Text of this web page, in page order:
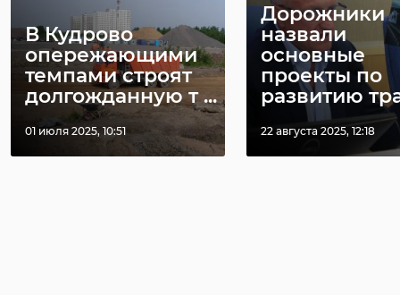
В Кудрово
опережающими
темпами строят
долгожданную т ...
01 июля 2025, 10:51
Дорожники
назвали
основные
проекты по
развитию
22 августа 2025, 12:18